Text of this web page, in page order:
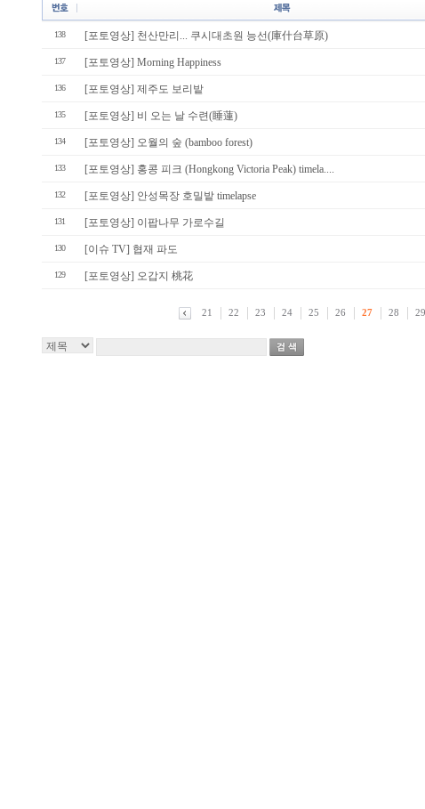
138 [포토영상] 천산만리... 쿠시대초원 능선(庫什台草原)
137 [포토영상] Morning Happiness
136 [포토영상] 제주도 보리밭
135 [포토영상] 비 오는 날 수련(睡蓮)
134 [포토영상] 오월의 숲 (bamboo forest)
133 [포토영상] 홍콩 피크 (Hongkong Victoria Peak) timela....
132 [포토영상] 안성목장 호밀밭 timelapse
131 [포토영상] 이팝나무 가로수길
130 [이슈 TV] 협재 파도
129 [포토영상] 오갑지 桃花
21 22 23 24 25 26 27 28 29